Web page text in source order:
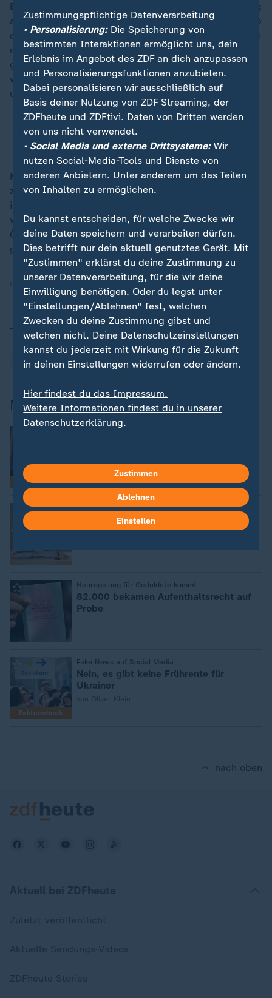
Bundeskanzler gewählt werden. Merz hatte am Montag
auf einem Kleinen CDU-Parteitag erklärt, es würden ab
dem Tag eins einer neuen Regierung die Staatsgrenzen
noch besser kontrolliert und Zurückweisungen in
größerem Umfang durchgeführt werden. In der EU
werde man einen sehr viel restriktiveren Kurs
unterstützen.
EU-Asylrecht vs. deutsche Migrationspolitik
Städtebund hofft auf Migrationswende
Mit der Erhöhung der Zurückweisungen sollen Frei
zufolge Voraussetzungen geschaffen werden, um
illegale Migration effektiv zu begrenzen. Deutschland
würde sich dazu bereits mit den Nachbarn Frankreich,
Österreich und Polen abstimmen und erhalte für den
geplanten Kurswechsel "sehr viel Zustimmung".
Themen
CDU Friedrich Merz
Mehr zum Thema
Interview
Nur jede fünfte erfolgreich
Koalition will mehr Tempo bei
Asylklagen
Neuregelung für Geduldete kommt
82.000 bekamen Aufenthaltsrecht auf
Probe
Faktencheck
Fake News auf Social Media
Nein, es gibt keine Frührente für
Ukrainer
nach oben
Zustimmungspflichtige Datenverarbeitung
• Personalisierung:Die Speicherung von
bestimmten Interaktionen ermöglicht uns, dein
Erlebnis im Angebot des ZDF an dich anzupassen
und Personalisierungsfunktionen anzubieten.
Dabei personalisieren wir ausschließlich auf
Basis deiner Nutzung von ZDF Streaming, der
ZDFheute und ZDFtivi. Daten von Dritten werden
von uns nicht verwendet.
• Social Media und externe Drittsysteme:Wir
nutzen Social-Media-Tools und Dienste von
anderen Anbietern. Unter anderem um das Teilen
von Inhalten zu ermöglichen.
Du kannst entscheiden, für welche Zwecke wir
deine Daten speichern und verarbeiten dürfen.
Dies betrifft nur dein aktuell genutztes Gerät. Mit
"Zustimmen" erklärst du deine Zustimmung zu
unserer Datenverarbeitung, für die wir deine
Einwilligung benötigen. Oder du legst unter
"Einstellungen/Ablehnen" fest, welchen
Zwecken du deine Zustimmung gibst und
welchen nicht. Deine Datenschutzeinstellungen
kannst du jederzeit mit Wirkung für die Zukunft
in deinen Einstellungen widerrufen oder ändern.
Hier findest du das Impressum.
Weitere Informationen findest du in unserer
Datenschutzerklärung.
Zustimmen
Ablehnen
Einstellen